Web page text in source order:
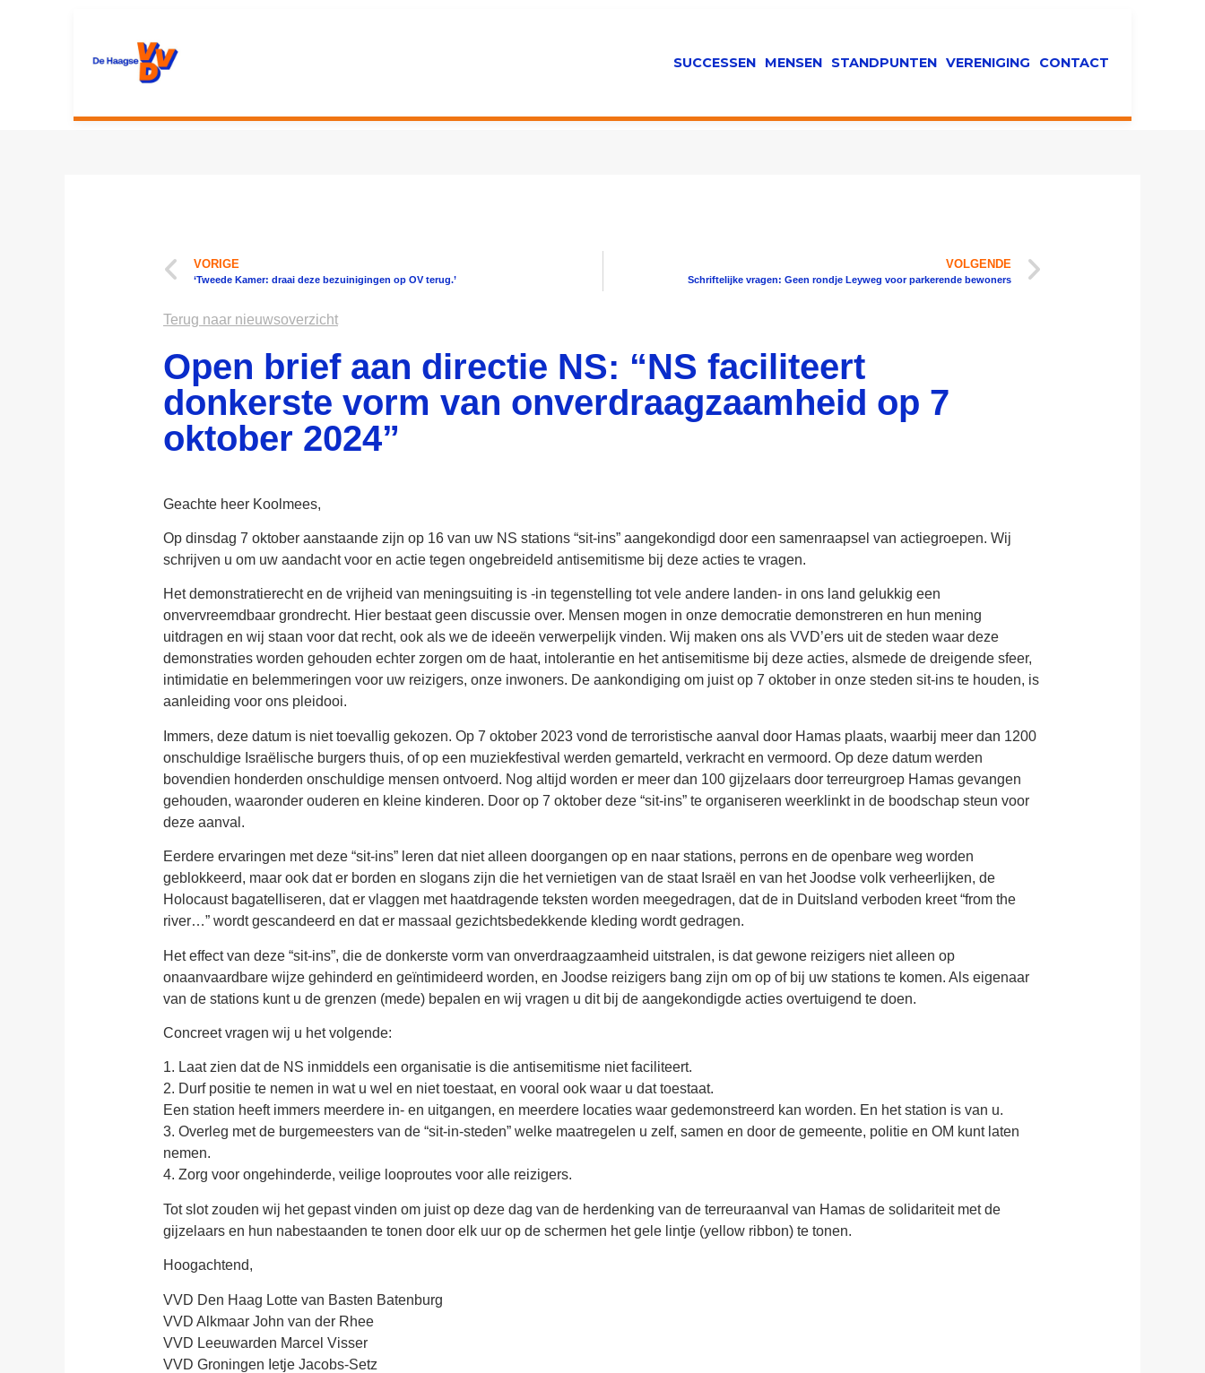
SUCCESSEN MENSEN STANDPUNTEN VERENIGING CONTACT
VORIGE
‘Tweede Kamer: draai deze bezuinigingen op OV terug.’
VOLGENDE
Schriftelijke vragen: Geen rondje Leyweg voor parkerende bewoners
Terug naar nieuwsoverzicht
Open brief aan directie NS: “NS faciliteert
donkerste vorm van onverdraagzaamheid op 7
oktober 2024”
Geachte heer Koolmees,
Op dinsdag 7 oktober aanstaande zijn op 16 van uw NS stations “sit-ins” aangekondigd door een samenraapsel van actiegroepen. Wij
schrijven u om uw aandacht voor en actie tegen ongebreideld antisemitisme bij deze acties te vragen.
Het demonstratierecht en de vrijheid van meningsuiting is -in tegenstelling tot vele andere landen- in ons land gelukkig een
onvervreemdbaar grondrecht. Hier bestaat geen discussie over. Mensen mogen in onze democratie demonstreren en hun mening
uitdragen en wij staan voor dat recht, ook als we de ideeën verwerpelijk vinden. Wij maken ons als VVD’ers uit de steden waar deze
demonstraties worden gehouden echter zorgen om de haat, intolerantie en het antisemitisme bij deze acties, alsmede de dreigende sfeer,
intimidatie en belemmeringen voor uw reizigers, onze inwoners. De aankondiging om juist op 7 oktober in onze steden sit-ins te houden, is
aanleiding voor ons pleidooi.
Immers, deze datum is niet toevallig gekozen. Op 7 oktober 2023 vond de terroristische aanval door Hamas plaats, waarbij meer dan 1200
onschuldige Israëlische burgers thuis, of op een muziekfestival werden gemarteld, verkracht en vermoord. Op deze datum werden
bovendien honderden onschuldige mensen ontvoerd. Nog altijd worden er meer dan 100 gijzelaars door terreurgroep Hamas gevangen
gehouden, waaronder ouderen en kleine kinderen. Door op 7 oktober deze “sit-ins” te organiseren weerklinkt in de boodschap steun voor
deze aanval.
Eerdere ervaringen met deze “sit-ins” leren dat niet alleen doorgangen op en naar stations, perrons en de openbare weg worden
geblokkeerd, maar ook dat er borden en slogans zijn die het vernietigen van de staat Israël en van het Joodse volk verheerlijken, de
Holocaust bagatelliseren, dat er vlaggen met haatdragende teksten worden meegedragen, dat de in Duitsland verboden kreet “from the
river…” wordt gescandeerd en dat er massaal gezichtsbedekkende kleding wordt gedragen.
Het effect van deze “sit-ins”, die de donkerste vorm van onverdraagzaamheid uitstralen, is dat gewone reizigers niet alleen op
onaanvaardbare wijze gehinderd en geïntimideerd worden, en Joodse reizigers bang zijn om op of bij uw stations te komen. Als eigenaar
van de stations kunt u de grenzen (mede) bepalen en wij vragen u dit bij de aangekondigde acties overtuigend te doen.
Concreet vragen wij u het volgende:
1. Laat zien dat de NS inmiddels een organisatie is die antisemitisme niet faciliteert.
2. Durf positie te nemen in wat u wel en niet toestaat, en vooral ook waar u dat toestaat.
Een station heeft immers meerdere in- en uitgangen, en meerdere locaties waar gedemonstreerd kan worden. En het station is van u.
3. Overleg met de burgemeesters van de “sit-in-steden” welke maatregelen u zelf, samen en door de gemeente, politie en OM kunt laten
nemen.
4. Zorg voor ongehinderde, veilige looproutes voor alle reizigers.
Tot slot zouden wij het gepast vinden om juist op deze dag van de herdenking van de terreuraanval van Hamas de solidariteit met de
gijzelaars en hun nabestaanden te tonen door elk uur op de schermen het gele lintje (yellow ribbon) te tonen.
Hoogachtend,
VVD Den Haag Lotte van Basten Batenburg
VVD Alkmaar John van der Rhee
VVD Leeuwarden Marcel Visser
VVD Groningen Ietje Jacobs-Setz